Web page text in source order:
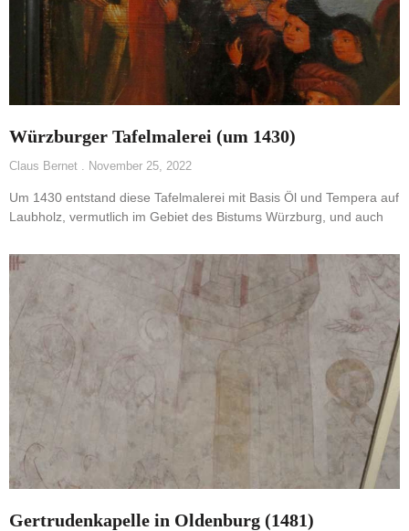
Würzburger Tafelmalerei (um 1430)
Claus Bernet November 25, 2022
Um 1430 entstand diese Tafelmalerei mit Basis Öl und Tempera auf
Laubholz, vermutlich im Gebiet des Bistums Würzburg, und auch
Gertrudenkapelle in Oldenburg (1481)